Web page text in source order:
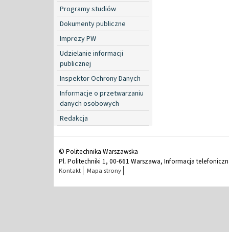
Programy studiów
Dokumenty publiczne
Imprezy PW
Udzielanie informacji
publicznej
Inspektor Ochrony Danych
Informacje o przetwarzaniu
danych osobowych
Redakcja
© Politechnika Warszawska
Pl. Politechniki 1, 00-661 Warszawa, Informacja
Kontakt Mapa strony